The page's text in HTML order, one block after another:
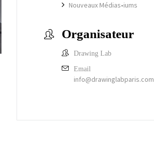
Nouveaux Médias•iums
Organisateur
Drawing Lab
Email
info@drawinglabparis.com